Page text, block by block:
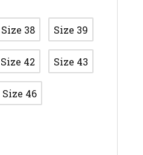
Size 38 Size 39
Size 42 Size 43
Size 46